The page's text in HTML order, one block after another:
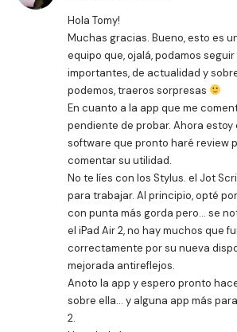
Hola Tomy!
Muchas gracias. Bueno, esto es
equipo que, ojalá, podamos
importantes, de actualidad y
podemos, traeros sorpresas
En cuanto a la app que me
pendiente de probar. Ahora estoy
software que pronto haré review
comentar su utilidad.
No te líes con los Stylus. el Jot
para trabajar. Al principio, opté
con punta más gorda pero… se
el iPad Air 2, no hay muchos que
correctamente por su nueva
mejorada antireflejos.
Anoto la app y espero pronto
sobre ella… y alguna app más
2.